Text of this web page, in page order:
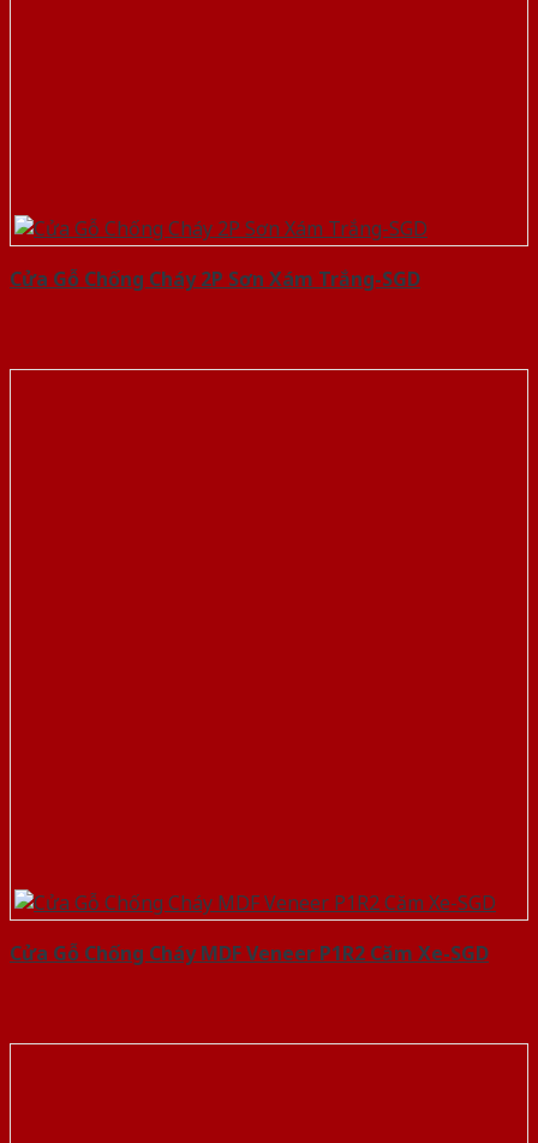
Cửa Gỗ Chống Cháy 2P Sơn Xám Trắng-SGD
Cửa Gỗ Chống Cháy MDF Veneer P1R2 Căm Xe-SGD